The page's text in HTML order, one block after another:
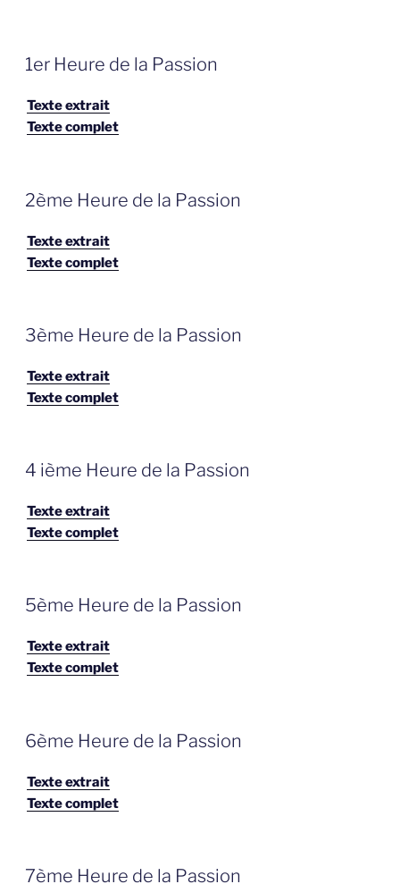
GEPLAATST
OP
1er Heure de la Passion
Texte extrait
Texte complet
GEPLAATST
OP
2ème Heure de la Passion
Texte extrait
Texte complet
GEPLAATST
OP
3ème Heure de la Passion
Texte extrait
Texte complet
GEPLAATST
OP
4 ième Heure de la Passion
Texte extrait
Texte complet
GEPLAATST
OP
5ème Heure de la Passion
Texte extrait
Texte complet
GEPLAATST
OP
6ème Heure de la Passion
Texte extrait
Texte complet
GEPLAATST
7ème Heure de la Passion